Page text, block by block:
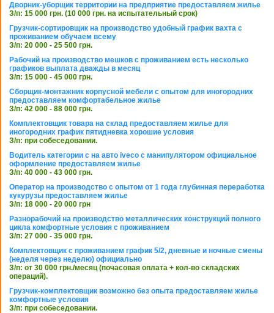
Дворник-уборщик территории на предприятие предоставляем жилье
З/п: 15 000 грн. (10 000 грн. на испытательный срок)
Грузчик-сортировщик на производство удобный график вахта с
проживанием обучаем всему
З/п: 20 000 - 25 500 грн.
Рабочий на производство мешков с проживанием есть несколько
графиков выплата дважды в месяц
З/п: 15 000 - 45 000 грн.
Сборщик-монтажник корпусной мебели с опытом для иногородних
предоставляем комфортабельное жилье
З/п: 42 000 - 88 000 грн.
Комплектовщик товара на склад предоставляем жилье для
иногородних график пятидневка хорошие условия
З/п: при собеседовании.
Водитель категории с на авто iveco с манипулятором официальное
оформление предоставляем жилье
З/п: 40 000 - 43 000 грн.
Оператор на производство с опытом от 1 года глубинная переработка
кукурузы предоставляем жилье
З/п: 18 000 - 20 000 грн
Разнорабочий на производство металлических конструкций полного
цикла комфортные условия с проживанием
З/п: 27 000 - 35 000 грн.
Комплектовщик с проживанием график 5/2, дневные и ночные смены
(неделя через неделю) официально
З/п: от 30 000 грн./месяц (почасовая оплата + кол-во складских
операций).
Грузчик-комплектовщик возможно без опыта предоставляем жилье
комфортные условия
З/п: при собеседовании.